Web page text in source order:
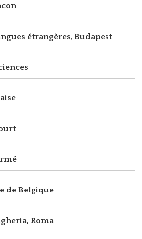
étrangères, Budapest
de Belgique
Roma